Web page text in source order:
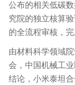
公布的相关低碳
究院的独立核算
的全流程审核，
由材料科学领域
会，中国机械工
结论，小米泰坦